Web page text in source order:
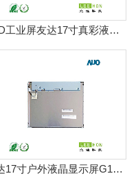
LCD工业屏友达17寸真彩液晶屏G170HAN01.0
友达17寸户外液晶显示屏G170EG01 V1